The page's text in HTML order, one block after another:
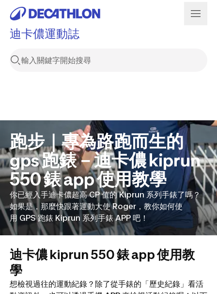
迪卡儂運動誌
跑步｜專為路跑而生的
gps 跑錶－迪卡儂 kiprun
550 錶 app 使用教學
你已經入手迪卡儂超高 CP 值的 Kiprun 系列手錶了嗎？
如果是，那麼快跟著運動大使 Roger，教你如何使
用 GPS 跑錶 Kiprun 系列手錶 APP 吧！
迪卡儂 kiprun 550 錶 app 使用教
學
想檢視過往的運動紀錄？除了從手錶的「歷史紀錄」看活